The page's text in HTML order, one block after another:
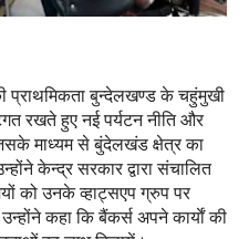
प्राथमिकता बुन्देलखण्ड के चहुंमुखी
रखते हुए नई पर्यटन नीति और
माध्यम से बुंदेलखंड क्षेत्र का
केन्द्र सरकार द्वारा संचालित
को उनके व्हाट्सएप ग्रुप पर
कहा कि बैंकर्स अपने कार्याें की